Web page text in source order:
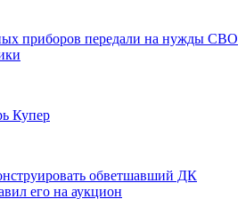
приборов передали на нужды СВО
Купер
обветшавший ДК
его на аукцион